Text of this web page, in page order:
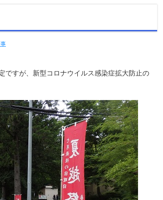
ですが、新型コロナウイルス感染症拡大防止の